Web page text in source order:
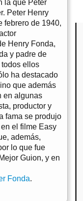
la que Peter
Peter Henry
febrero de 1940,
Henry Fonda,
y padre de
ellos
ha destacado
que además
en algunas
productor y
fama se produjo
el filme Easy
además,
lo que fue
Guion, y en
Fonda.